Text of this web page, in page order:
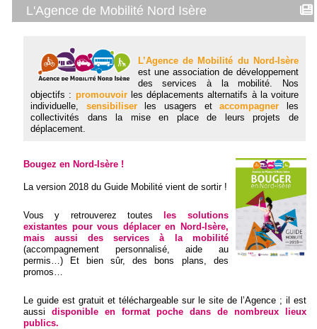
L'Agence de Mobilité Nord Isère
L’Agence de Mobilité du Nord-Isère
est une association de développement
des services à la mobilité. Nos
objectifs : promouvoirles déplacements alternatifs à la voiture
individuelle, sensibiliser les usagers etaccompagner
les
collectivités dans la mise en place de leurs projets de
déplacement.
Bougez en Nord-Isère !
La version 2018 du Guide Mobilité vient de sortir !
Vous y retrouverez toutes
les solutions
existantes pour vous déplacer en Nord-Isère,
mais aussi des services à la mobilité
(accompagnement personnalisé, aide au
permis…) Et bien sûr, des bons plans, des
promos…
Le guide est gratuit et téléchargeable sur le site de l’Agence ; il est
aussi disponible en format poche dans de nombreux lieux
publics.